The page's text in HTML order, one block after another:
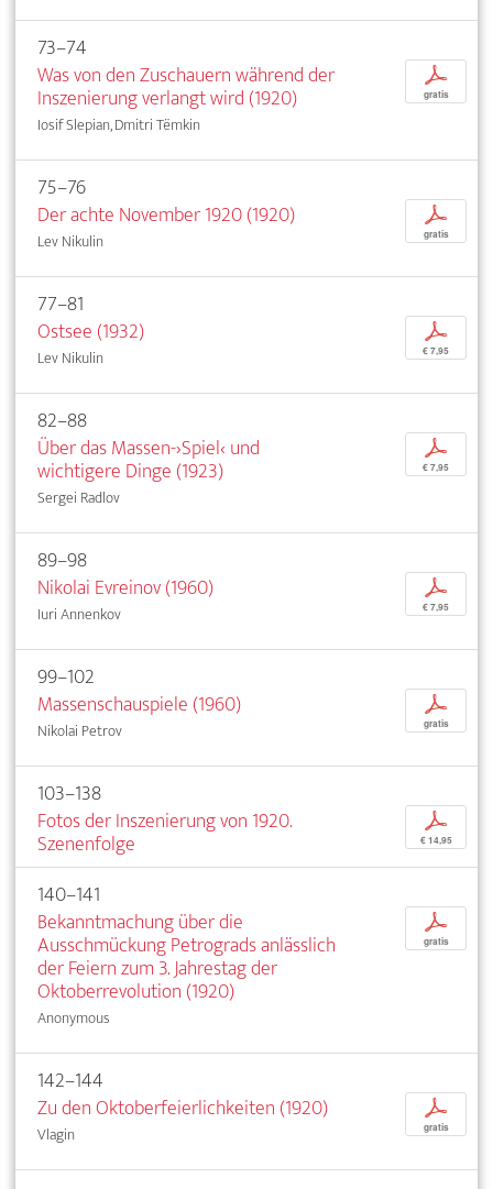
73–74
Was von den Zuschauern während der
Inszenierung verlangt wird (1920)
Iosif Slepian, Dmitri Tëmkin
p
gratis
75–76
Der achte November 1920 (1920)
Lev Nikulin
p
gratis
77–81
Ostsee (1932)
Lev Nikulin
p
€ 7,95
82–88
Über das Massen-›Spiel‹ und
wichtigere Dinge (1923)
Sergei Radlov
p
€ 7,95
89–98
Nikolai Evreinov (1960)
Iuri Annenkov
p
€ 7,95
99–102
Massenschauspiele (1960)
Nikolai Petrov
p
gratis
103–138
Fotos der Inszenierung von 1920.
Szenenfolge
p
€ 14,95
140–141
Bekanntmachung über die
Ausschmückung Petrograds anlässlich
der Feiern zum 3. Jahrestag der
Oktoberrevolution (1920)
Anonymous
p
gratis
142–144
Zu den Oktoberfeierlichkeiten (1920)
Vlagin
p
gratis